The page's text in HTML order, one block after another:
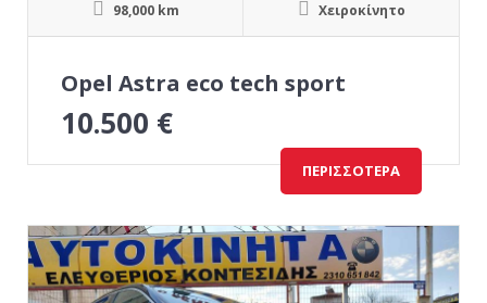
98,000 km Χειροκίνητο
Opel Astra eco tech sport
10.500 €
ΠΕΡΙΣΣΌΤΕΡΑ